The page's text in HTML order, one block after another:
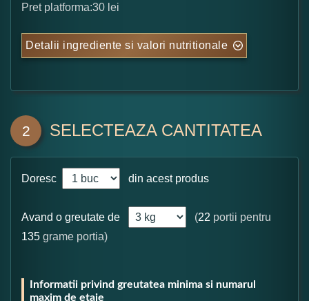
Pret platforma:30 lei
Detalii ingrediente si valori nutritionale
2 SELECTEAZA CANTITATEA
Doresc din acest produs
Avand o greutate de (22 portii pentru
135 grame portia)
Informatii privind greutatea minima si numarul
maxim de etaje